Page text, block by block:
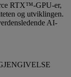
RTX™-GPU-er,
og utviklingen.
AI-